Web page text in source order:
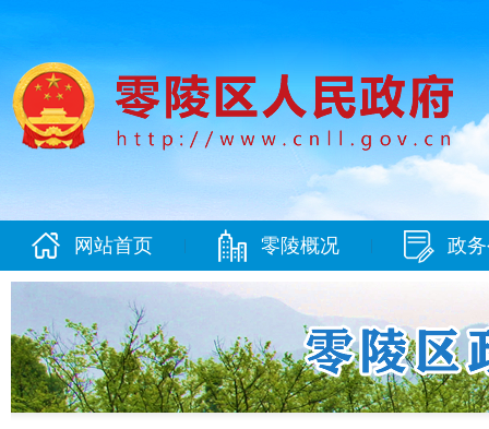
网站首页 零陵概况 政